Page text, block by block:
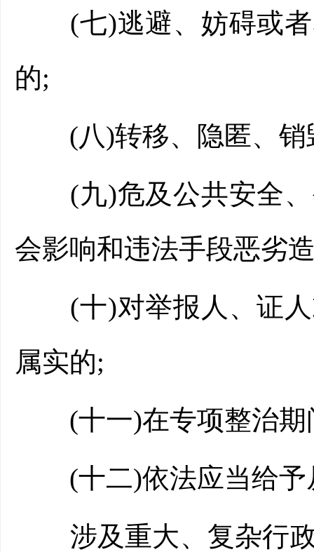
(七)逃避、妨碍或者
的;
(八)转移、隐匿、销
(九)危及公共安全、
会影响和违法手段恶劣
(十)对举报人、证人
属实的;
(十一)在专项整治期
(十二)依法应当给予
涉及重大、复杂行政